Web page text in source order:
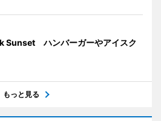
Sunset ハンバーガーやアイスク
もっと見る